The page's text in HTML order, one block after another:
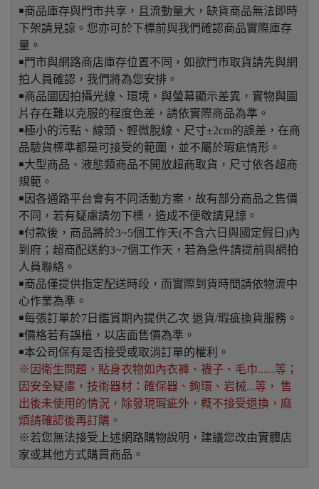
￭商品庫存與門市共享，且流動量大，缺貨商品無法即時
下架請見諒。您亦可於下標前與我們確認商品實際庫存
量。
￭門市與網路商店庫存位置不同，如欲門市取貨請先與網
拍人員確認，我們將為您安排。
￭商品圖因拍攝光線、環境，與螢幕顯示差異，實物與圖
片存在難以克服的程度色差，請依實際商品為準。
￭極小的污點、線頭、輕微脫線、尺寸±2cm的誤差，在商
品驗貨標準都是可接受的範圍，並不屬於瑕疵情形。
￭大型商品、液態類商品不開放超商取貨，尺寸依各超商
規範。
￭因各通路平台會有不同活動方案，故有部分商品之售價
不同，若有疑慮請勿下標，造成不便敬請見諒。
￭付款後，商品將於3~5個工作天(不含六日與國定假日)內
到府；超商配送約3~7個工作天，若為急件請提前與網拍
人員聯絡。
￭商品僅提供指定配送時段，而實際到貨時間請依物流中
心作業為準。
￭每張訂單於7日鑑賞期內提供乙次 退貨/瑕疵換貨服務。
￭價格若有誤植，以店面售價為準。
￭本公司保有是否接受或取消訂單的權利。
※因衛生問題，貼身衣物如內衣褲、襪子、毛巾......等；
因安全疑慮，技術器材：確保器、鉤環、岩械...等， 售
出後未使用的情況，除發現瑕疵外，概不接受退換，麻
煩請確認後再訂購。
※若您無法接受上述網路購物說明，建議您改由實體店
家或其他方式購買商品。